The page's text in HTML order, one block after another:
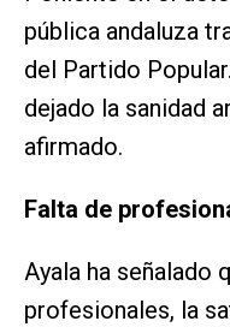
pública andaluza
del Partido
dejado la sanidad
afirmado.
Falta de
Ayala ha señalado
profesionales, la